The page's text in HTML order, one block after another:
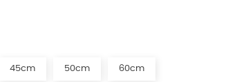
45cm 50cm 60cm